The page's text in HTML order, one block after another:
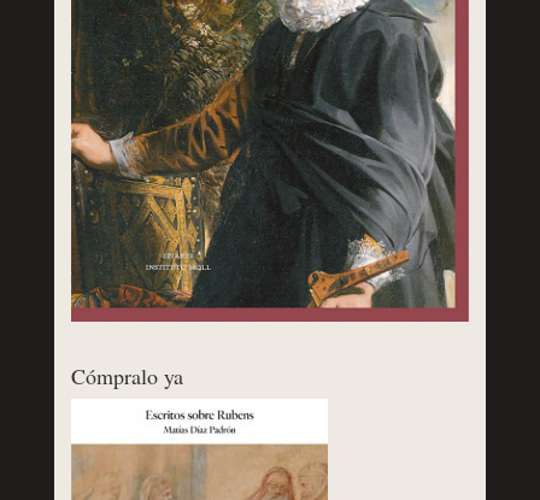
Cómpralo ya